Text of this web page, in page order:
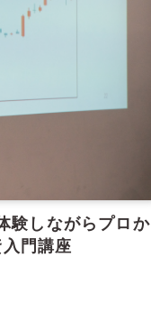
験しながらプロか
門講座